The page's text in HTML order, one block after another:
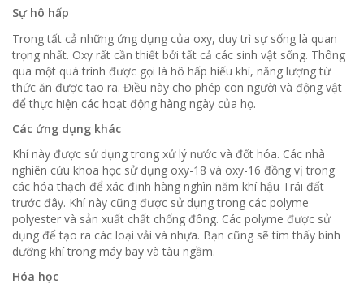
Sự hô hấp
Trong tất cả những ứng dụng của oxy, duy trì sự sống là quan
trọng nhất. Oxy rất cần thiết bởi tất cả các sinh vật sống. Thông
qua một quá trình được gọi là hô hấp hiếu khí, năng lượng từ
thức ăn được tạo ra. Điều này cho phép con người và động vật
để thực hiện các hoạt động hàng ngày của họ.
Các ứng dụng khác
Khí này được sử dụng trong xử lý nước và đốt hóa. Các nhà
nghiên cứu khoa học sử dụng oxy-18 và oxy-16 đồng vị trong
các hóa thạch để xác định hàng nghìn năm khí hậu Trái đất
trước đây. Khí này cũng được sử dụng trong các polyme
polyester và sản xuất chất chống đông. Các polyme được sử
dụng để tạo ra các loại vải và nhựa. Bạn cũng sẽ tìm thấy bình
dưỡng khí trong máy bay và tàu ngầm.
Hóa học